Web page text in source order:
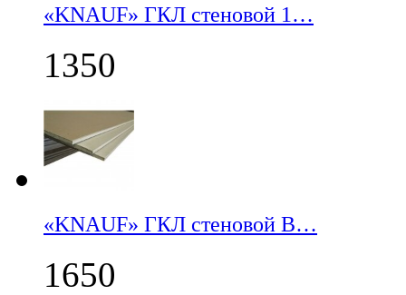
«KNAUF» ГКЛ стеновой 1…
1350
«KNAUF» ГКЛ стеновой В…
1650